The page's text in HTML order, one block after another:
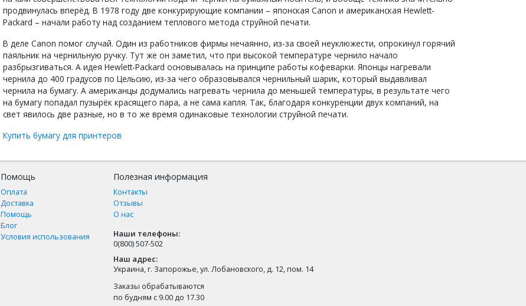
продвинулась вперёд. В 1978 году две конкурирующие компании – японская Canon и американская Hewlett-
Packard – начали работу над созданием теплового метода струйной печати.
В деле Canon помог случай. Один из работников фирмы нечаянно, из-за своей неуклюжести, опрокинул горячий
паяльник на чернильную ручку. Тут же он заметил, что при высокой температуре чернило начало
разбрызгиваться. А идея Hewlett-Packard основывалась на принципе работы кофеварки. Японцы нагревали
чернила до 400 градусов по Цельсию, из-за чего образовывался чернильный шарик, который выдавливал
чернила на бумагу. А американцы додумались нагревать чернила до меньшей температуры, в результате чего
на бумагу попадал пузырёк красящего пара, а не сама капля. Так, благодаря конкуренции двух компаний, на
свет явилось две разные, но в то же время одинаковые технологии струйной печати.
Купить бумагу для принтеров
Помощь
Оплата
Доставка
Помощь
Блог
Условия использования
Полезная информация
Контакты
Отзывы
О нас
Наши телефоны:
0(800) 507-502
Наш адрес:
Украина, г. Запорожье, ул. Лобановского, д. 12, пом. 14
Заказы обрабатываются
по будням с 9.00 до 17.30